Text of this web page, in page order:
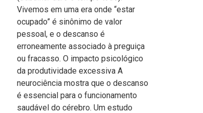
Vivemos em uma era onde “estar
ocupado” é sinônimo de valor
pessoal, e o descanso é
erroneamente associado à preguiça
ou fracasso. O impacto psicológico
da produtividade excessiva A
neurociência mostra que o descanso
é essencial para o funcionamento
saudável do cérebro. Um estudo